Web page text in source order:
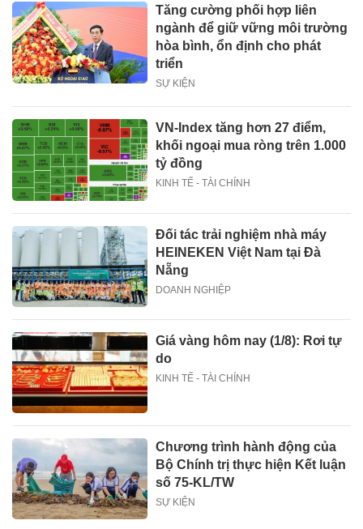
Tăng cường phối hợp liên
ngành để giữ vững môi trường
hòa bình, ổn định cho phát
triển
SỰ KIỆN
VN-Index tăng hơn 27 điểm,
khối ngoại mua ròng trên 1.000
tỷ đồng
KINH TẾ - TÀI CHÍNH
Đối tác trải nghiệm nhà máy
HEINEKEN Việt Nam tại Đà
Nẵng
DOANH NGHIỆP
Giá vàng hôm nay (1/8): Rơi tự
do
KINH TẾ - TÀI CHÍNH
Chương trình hành động của
Bộ Chính trị thực hiện Kết luận
số 75-KL/TW
SỰ KIỆN